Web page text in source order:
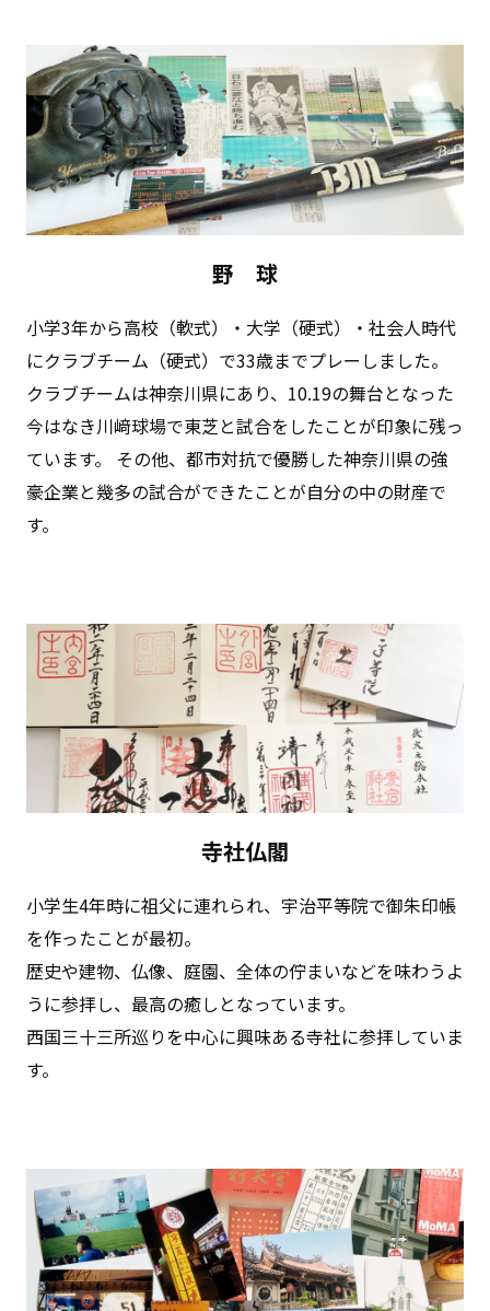
野 球
⼩学3年から⾼校（軟式）・⼤学（硬式）・社会⼈時代
にクラブチーム（硬式）で33歳までプレーしました。
クラブチームは神奈川県にあり、10.19の舞台となった
今はなき川﨑球場で東芝と試合をしたことが印象に残っ
ています。 その他、都市対抗で優勝した神奈川県の強
豪企業と幾多の試合ができたことが⾃分の中の財産で
す。
寺社仏閣
⼩学⽣4年時に祖⽗に連れられ、宇治平等院で御朱印帳
を作ったことが最初。
歴史や建物、仏像、庭園、全体の佇まいなどを味わうよ
うに参拝し、最⾼の癒しとなっています。
⻄国三⼗三所巡りを中⼼に興味ある寺社に参拝していま
す。